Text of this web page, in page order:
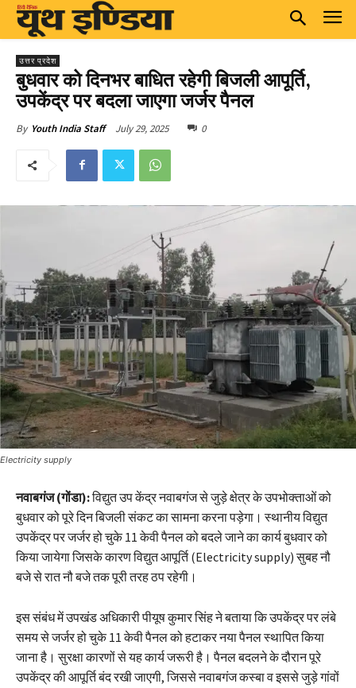
उत्तर प्रदेश
बुधवार को दिनभर बाधित रहेगी बिजली आपूर्ति,
उपकेंद्र पर बदला जाएगा जर्जर पैनल
By Youth India Staff July 29, 2025 0
Electricity supply
नवाबगंज (गोंडा):विद्युत उप केंद्र नवाबगंज से जुड़े क्षेत्र के उपभोक्ताओं को
बुधवार को पूरे दिन बिजली संकट का सामना करना पड़ेगा। स्थानीय विद्युत
उपकेंद्र पर जर्जर हो चुके 11 केवी पैनल को बदले जाने का कार्य बुधवार को
किया जायेगा जिसके कारण विद्युत आपूर्ति (Electricity supply) सुबह नौ
बजे से रात नौ बजे तक पूरी तरह ठप रहेगी।
इस संबंध में उपखंड अधिकारी पीयूष कुमार सिंह ने बताया कि उपकेंद्र पर लंबे
समय से जर्जर हो चुके 11 केवी पैनल को हटाकर नया पैनल स्थापित किया
जाना है। सुरक्षा कारणों से यह कार्य जरूरी है। पैनल बदलने के दौरान पूरे
उपकेंद्र की आपूर्ति बंद रखी जाएगी, जिससे नवाबगंज कस्बा व इससे जुड़े गांवों